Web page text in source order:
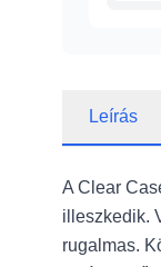
Leírás
A Clear
illeszkedik.
rugalmas.